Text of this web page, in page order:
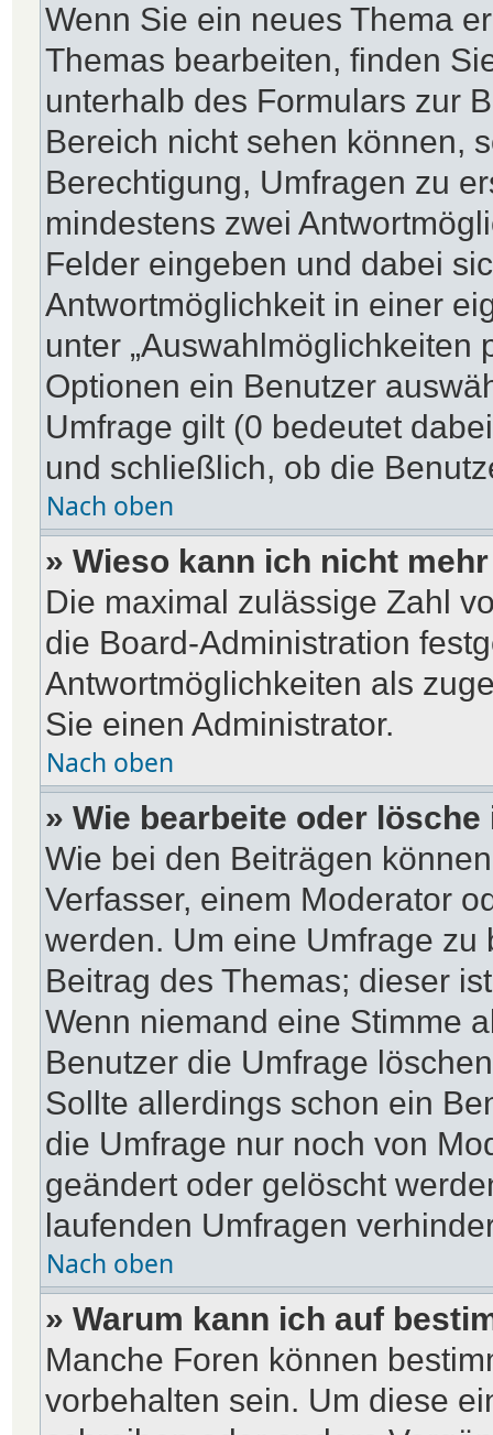
Wenn Sie ein neues Thema
Themas bearbeiten, finden
unterhalb des Formulars zur
Bereich nicht sehen können,
Berechtigung, Umfragen zu
mindestens zwei
Felder eingeben und dabei
Antwortmöglichkeit in einer
unter „Auswahlmöglichkeiten
Optionen ein Benutzer
Umfrage gilt (0 bedeutet
und schließlich, ob die
Nach oben
» Wieso kann ich nicht
Die maximal zulässige Zahl
die Board-Administration
Antwortmöglichkeiten als
Sie einen Administrator.
Nach oben
» Wie bearbeite oder
Wie bei den Beiträgen
Verfasser, einem Moderator
werden. Um eine Umfrage
Beitrag des Themas; dieser
Wenn niemand eine Stimme
Benutzer die Umfrage
Sollte allerdings schon ein
die Umfrage nur noch von
geändert oder gelöscht
laufenden Umfragen
Nach oben
» Warum kann ich auf
Manche Foren können
vorbehalten sein. Um diese